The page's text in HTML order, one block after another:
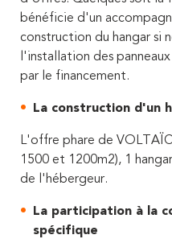
bénéficie d'un
construction du hangar si
l'installation des
par le financement.
La construction d'un
L'offre phare de
1500 et 1200m2), 1
de l'hébergeur.
La participation à la
spécifique